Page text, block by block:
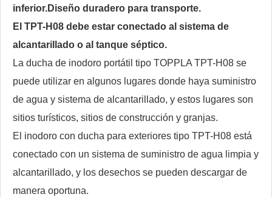
inferior.Diseño duradero para transporte.
El TPT-H08 debe estar conectado al sistema de
alcantarillado o al tanque séptico.
La ducha de inodoro portátil tipo TOPPLA TPT-H08 se
puede utilizar en algunos lugares donde haya suministro
de agua y sistema de alcantarillado, y estos lugares son
sitios turísticos, sitios de construcción y granjas.
El inodoro con ducha para exteriores tipo TPT-H08 está
conectado con un sistema de suministro de agua limpia y
alcantarillado, y los desechos se pueden descargar de
manera oportuna.